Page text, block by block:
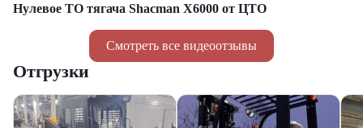
Смотреть все видеоотзывы
Нулевое ТО тягача Shacman Х6000 от ЦТО
Отгрузки